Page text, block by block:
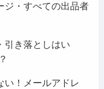
ジ・すべての出品者
引き落としはい
い！メールアドレ